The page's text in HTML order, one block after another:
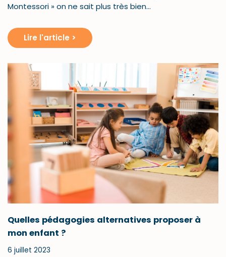
Montessori » on ne sait plus très bien…
Lire l'article >
Quelles pédagogies alternatives proposer à
mon enfant ?
6 juillet 2023